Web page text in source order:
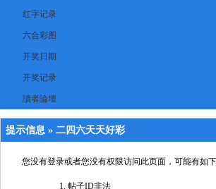
红字记录
六合彩图
开奖日期
开奖记录
讀者論壇
提示信息 » 二四六天天好彩
您没有登录或者您没有权限访问此页面，可能有如
帖子ID非法